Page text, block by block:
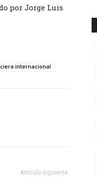
por Jorge Luis
internacional
Artículo siguiente